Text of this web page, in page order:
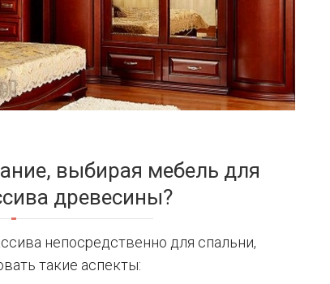
выбирая мебель для
древесины?
непосредственно для спальни,
такие аспекты: